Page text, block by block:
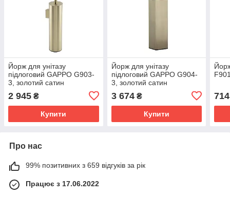
Йорж для унітазу
підлоговий GAPPO G903-
3, золотий сатин
2 945 ₴
Купити
Йорж для унітазу
підлоговий GAPPO G904-
3, золотий сатин
3 674₴
Купити
714
Про нас
99% позитивних з 659 відгуків за рік
Працює з 17.06.2022